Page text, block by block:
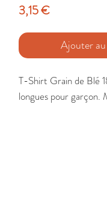
3,15 €Prix
Ajouter
T-Shirt Grain de Blé
longues pour garçon.